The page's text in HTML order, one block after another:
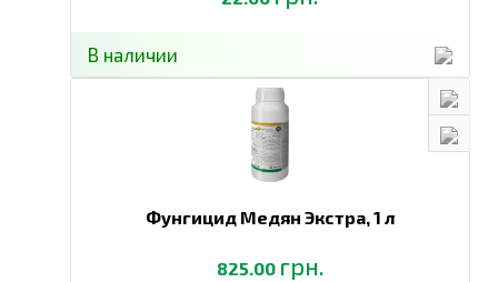
В наличии
Фунгицид Медян Экстра,1 л
825.00 грн.